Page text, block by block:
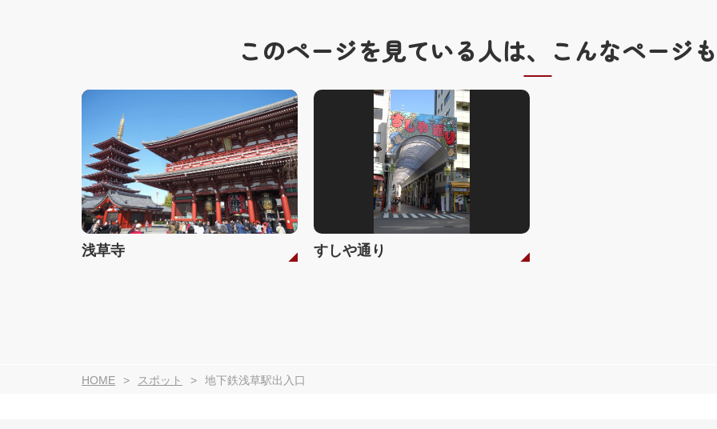
このページを見ている人は、 こんなページ
浅草寺 すしや通り
HOME スポット 地下鉄浅草駅出入口